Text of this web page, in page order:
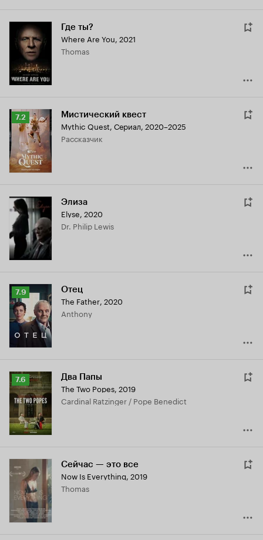
Где ты?
Where Are You, 2021
Thomas
Рейтинг
Кинопоиска
7.2
7.2 Мистический квест
Mythic Quest, Сериал, 2020–2025
рассказчик
Элиза
Elyse, 2020
Dr. Philip Lewis
Рейтинг
Кинопоиска
7.9
7.9 Отец
The Father, 2020
Anthony
Рейтинг
Кинопоиска
7.6
7.6 Два Папы
The Two Popes, 2019
Cardinal Ratzinger / Pope Benedict
Сейчас — это все
Now Is Everything, 2019
Thomas